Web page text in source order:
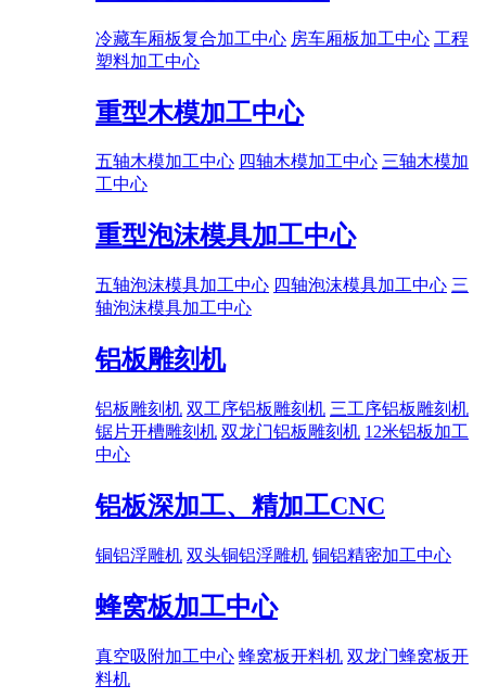
冷藏车厢板复合加工中心 房车厢板加工中心 工程
塑料加工中心
重型木模加工中心
五轴木模加工中心 四轴木模加工中心 三轴木模加
工中心
重型泡沫模具加工中心
五轴泡沫模具加工中心 四轴泡沫模具加工中心 三
轴泡沫模具加工中心
铝板雕刻机
铝板雕刻机 双工序铝板雕刻机 三工序铝板雕刻机
锯片开槽雕刻机 双龙门铝板雕刻机 12米铝板加工
中心
铝板深加工、精加工CNC
铜铝浮雕机 双头铜铝浮雕机 铜铝精密加工中心
蜂窝板加工中心
真空吸附加工中心 蜂窝板开料机 双龙门蜂窝板开
料机